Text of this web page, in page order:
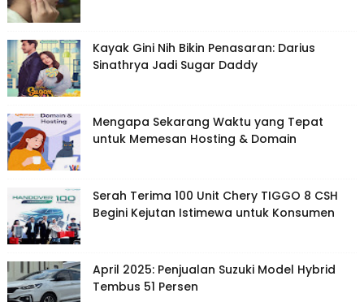
Kayak Gini Nih Bikin Penasaran: Darius
Sinathrya Jadi Sugar Daddy
Mengapa Sekarang Waktu yang Tepat
untuk Memesan Hosting & Domain
Serah Terima 100 Unit Chery TIGGO 8 CSH
Begini Kejutan Istimewa untuk Konsumen
April 2025: Penjualan Suzuki Model Hybrid
Tembus 51 Persen